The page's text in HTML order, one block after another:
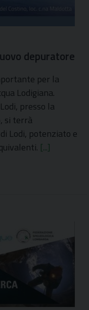
depuratore
per la
Lodigiana.
presso la
si terrà
Lodi, potenziato e
[...]